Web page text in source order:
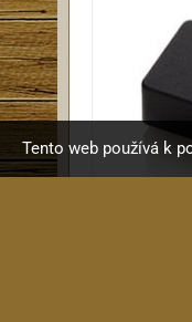
Tento web používá k